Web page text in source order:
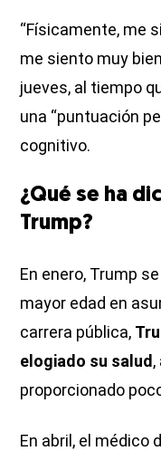
“Físicamente, me
me siento muy
jueves, al tiempo
una “puntuación
cognitivo.
¿Qué se ha
Trump?
En enero, Trump
mayor edad en
carrera pública,
elogiado su salud
proporcionado
En abril, el médico